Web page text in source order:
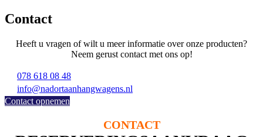
Contact
Heeft u vragen of wilt u meer informatie over onze producten?
Neem gerust contact met ons op!
078 618 08 48
info@nadortaanhangwagens.nl
Contact opnemen
CONTACT